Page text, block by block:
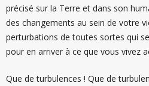
précisé sur la Terre et dans son
des changements au sein de votre
perturbations de toutes sortes qui
pour en arriver à ce que vous vivez
Que de turbulences ! Que de